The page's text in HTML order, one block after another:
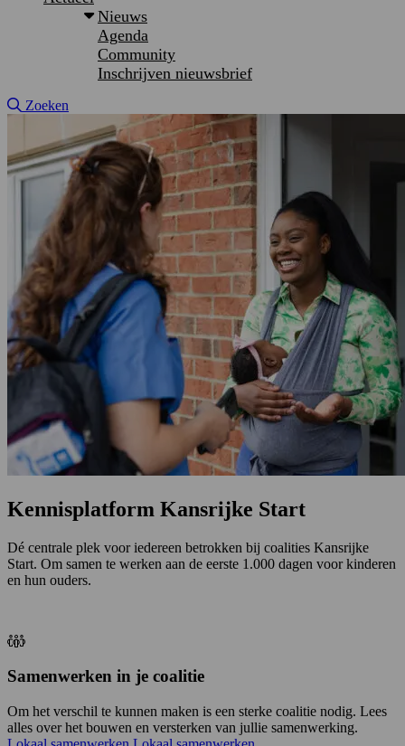
Nieuws
Agenda
Community
Inschrijven nieuwsbrief
Site doorzoeken
Zoeken
Kennisplatform Kansrijke Start
Dé centrale plek voor iedereen betrokken bij coalities Kansrijke
Start. Om samen te werken aan de eerste 1.000 dagen voor kinderen
en hun ouders.
Samenwerken in je coalitie
Om het verschil te kunnen maken is een sterke coalitie nodig. Lees
alles over het bouwen en versterken van jullie samenwerking.